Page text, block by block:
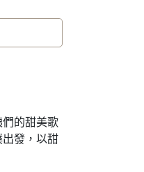
的甜美歌
發，以甜